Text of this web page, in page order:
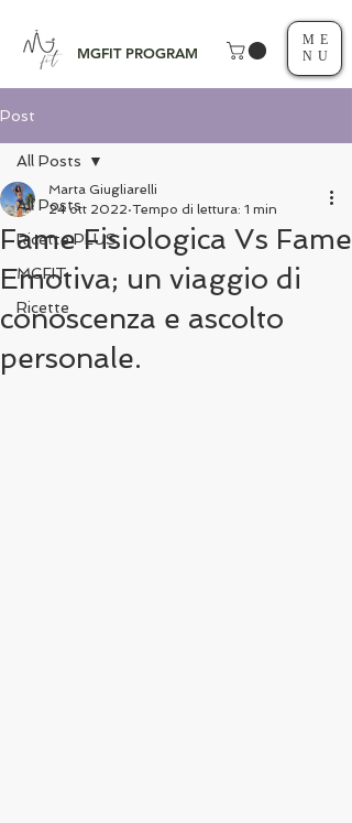
ME
NU
MGFIT PROGRAM
Post
All Posts
Ricette PLUS
MGFIT
Ricette
All Posts
Fame Fisiologica Vs Fame
Emotiva; un viaggio di
conoscenza e ascolto
personale.
Marta Giugliarelli
24 ott 2022 Tempo di lettura: 1 min